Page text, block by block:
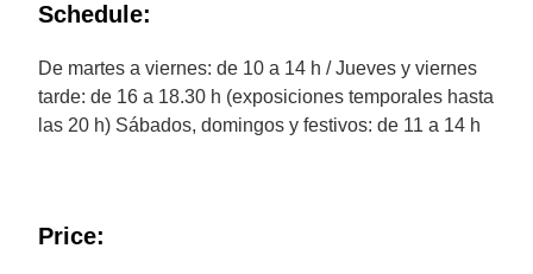
Schedule:
De martes a viernes: de 10 a 14 h / Jueves y viernes
tarde: de 16 a 18.30 h (exposiciones temporales hasta
las 20 h) Sábados, domingos y festivos: de 11 a 14 h
Price: